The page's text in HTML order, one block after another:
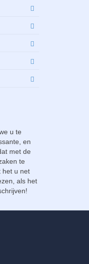
u te
en
met de
te
het u net
als het